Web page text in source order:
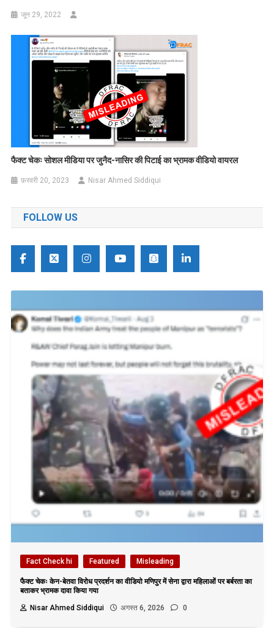
जून 29, 2022
फैक्ट चेकः सोशल मीडिया पर जुनैद-नासिर की पिटाई का भ्रामक वीडियो वायरल
फ़रवरी 20, 2023 Nisar Ahmed Siddiqui
FOLLOW US
Fact Check hi Featured Misleading
फैक्ट चेकः केन-बेतवा विरोध प्रदर्शन का वीडियो मणिपुर में सेना द्वारा महिलाओं पर बर्बरता का
बताकर भ्रामक दावा किया गया
Nisar Ahmed Siddiqui
अगस्त 6, 2026 0